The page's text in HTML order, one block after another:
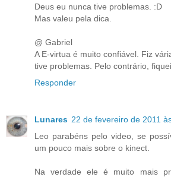
Deus eu nunca tive problemas. :D
Mas valeu pela dica.
@ Gabriel
A E-virtua é muito confiável. Fiz
tive problemas. Pelo contrário,
Responder
Lunares 22 de fevereiro de 2011
Leo parabéns pelo video, se
um pouco mais sobre o kinect.
Na verdade ele é muito mais